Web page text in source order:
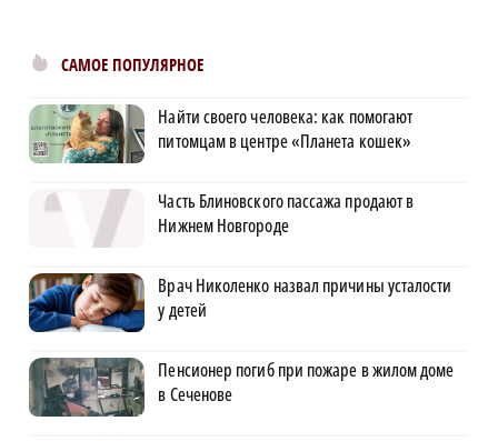
САМОЕ ПОПУЛЯРНОЕ
Найти своего человека: как помогают
питомцам в центре «Планета кошек»
Часть Блиновского пассажа продают в
Нижнем Новгороде
Врач Николенко назвал причины усталости
у детей
Пенсионер погиб при пожаре в жилом доме
в Сеченове